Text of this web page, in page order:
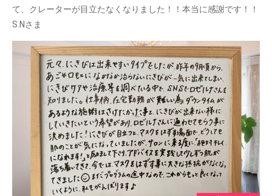
て、クレーターが目立たなくなりました！！本当に感謝です！！
S.Nさま